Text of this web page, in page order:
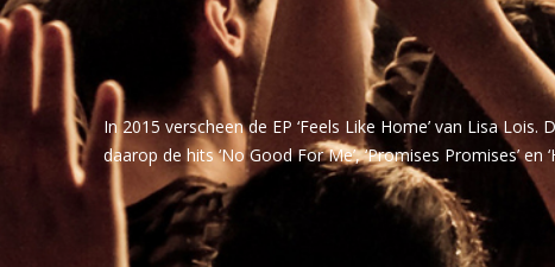
In 2015 verscheen de EP ‘Feels Like Home’ van Lisa
daarop de hits ‘No Good For Me’, ‘Promises Promises’